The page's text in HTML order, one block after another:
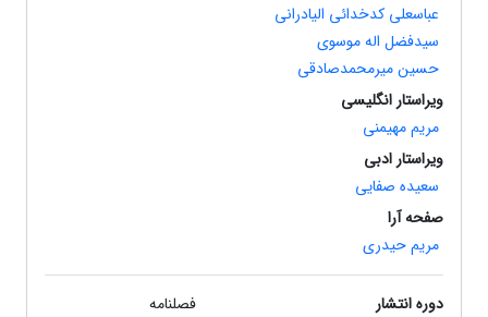
عباسعلی کدخدائی الیادرانی
سیدفضل اله موسوی
حسین میرمحمدصادقی
ویراستار انگلیسی
مریم مهیمنی
ویراستار ادبی
سعیده صفایی
صفحه آرا
مریم حیدری
دوره انتشار
فصلنامه